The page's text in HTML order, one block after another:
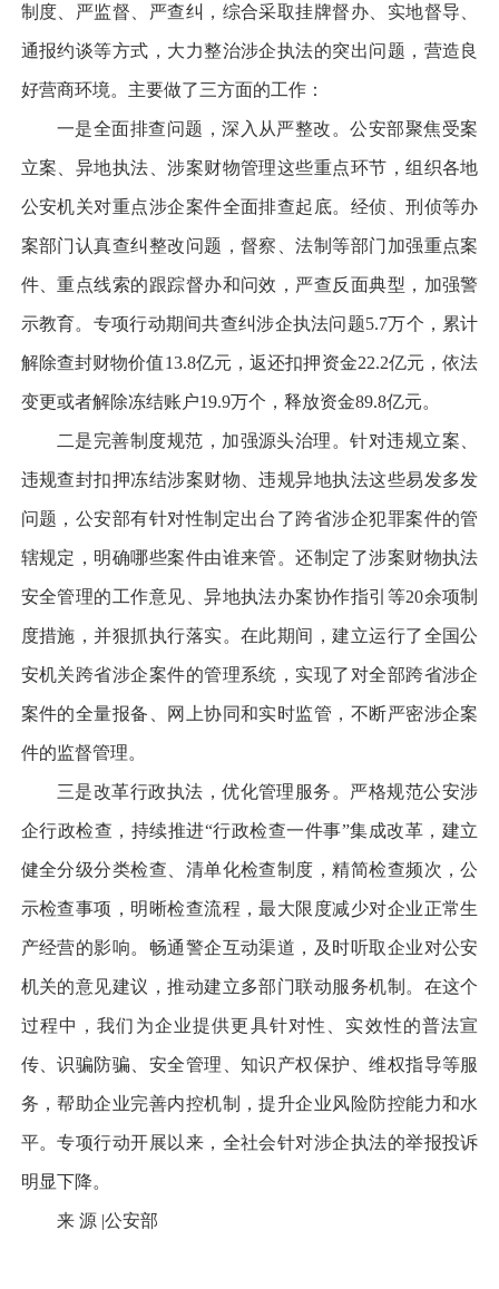
制度、严监督、严查纠，综合采取挂牌督办、实地督导、
通报约谈等方式，大力整治涉企执法的突出问题，营造良
好营商环境。主要做了三方面的工作：
一是全面排查问题，深入从严整改。公安部聚焦受案
立案、异地执法、涉案财物管理这些重点环节，组织各地
公安机关对重点涉企案件全面排查起底。经侦、刑侦等办
案部门认真查纠整改问题，督察、法制等部门加强重点案
件、重点线索的跟踪督办和问效，严查反面典型，加强警
示教育。专项行动期间共查纠涉企执法问题5.7万个，累计
解除查封财物价值13.8亿元，返还扣押资金22.2亿元，依法
变更或者解除冻结账户19.9万个，释放资金89.8亿元。
二是完善制度规范，加强源头治理。针对违规立案、
违规查封扣押冻结涉案财物、违规异地执法这些易发多发
问题，公安部有针对性制定出台了跨省涉企犯罪案件的管
辖规定，明确哪些案件由谁来管。还制定了涉案财物执法
安全管理的工作意见、异地执法办案协作指引等20余项制
度措施，并狠抓执行落实。在此期间，建立运行了全国公
安机关跨省涉企案件的管理系统，实现了对全部跨省涉企
案件的全量报备、网上协同和实时监管，不断严密涉企案
件的监督管理。
三是改革行政执法，优化管理服务。严格规范公安涉
企行政检查，持续推进“行政检查一件事”集成改革，建立
健全分级分类检查、清单化检查制度，精简检查频次，公
示检查事项，明晰检查流程，最大限度减少对企业正常生
产经营的影响。畅通警企互动渠道，及时听取企业对公安
机关的意见建议，推动建立多部门联动服务机制。在这个
过程中，我们为企业提供更具针对性、实效性的普法宣
传、识骗防骗、安全管理、知识产权保护、维权指导等服
务，帮助企业完善内控机制，提升企业风险防控能力和水
平。专项行动开展以来，全社会针对涉企执法的举报投诉
明显下降。
来 源 |公安部